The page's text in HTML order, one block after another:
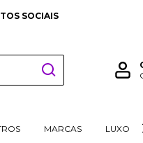
SOCIAIS
MARCAS LUXO